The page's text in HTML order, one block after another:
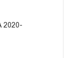
2020-